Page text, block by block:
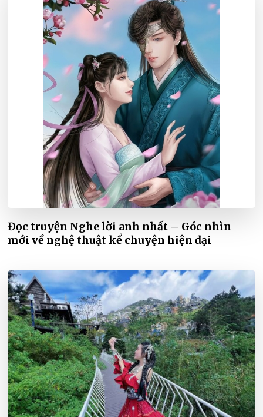
Đọc truyện Nghe lời anh nhất – Góc nhìn
mới về nghệ thuật kể chuyện hiện đại